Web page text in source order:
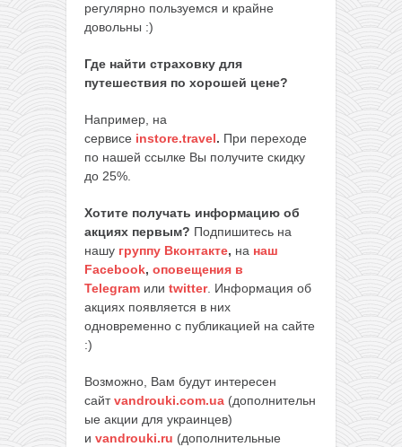
регулярно пользуемся и крайне
довольны :)
Где найти страховку для
путешествия по хорошей цене?
Например, на
сервисе instore.travel. При переходе
по нашей ссылке Вы получите скидку
до 25%.
Хотите получать информацию об
акциях первым? Подпишитесь на
нашу группу Вконтакте, на наш
Facebook, оповещения в
Telegram или twitter. Информация об
акциях появляется в них
одновременно с публикацией на сайте
:)
Возможно, Вам будут интересен
сайтvandrouki.com.ua (дополнительн
ые акции для украинцев)
и vandrouki.ru (дополнительные